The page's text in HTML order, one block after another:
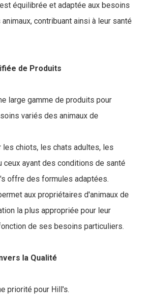
équilibrée et adaptée aux besoins
contribuant ainsi à leur santé
de Produits
large gamme de produits pour
variés des animaux de
les chiots, les chats adultes, les
ceux ayant des conditions de santé
offre des formules adaptées.
aux propriétaires d'animaux de
la plus appropriée pour leur
de ses besoins particuliers.
la Qualité
priorité pour Hill's.